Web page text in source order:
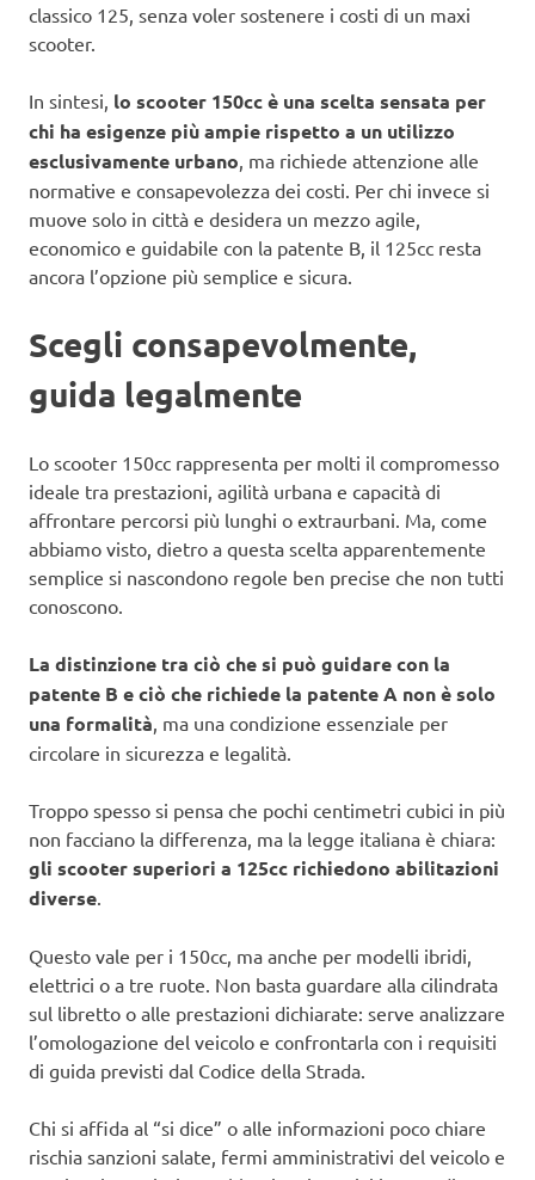
classico 125, senza voler sostenere i costi di un maxi
scooter.
In sintesi, lo scooter 150cc è una scelta sensata per
chi ha esigenze più ampie rispetto a un utilizzo
esclusivamente urbano , ma richiede attenzione alle
normative e consapevolezza dei costi. Per chi invece si
muove solo in città e desidera un mezzo agile,
economico e guidabile con la patente B, il 125cc resta
ancora l’opzione più semplice e sicura.
Scegli consapevolmente,
guida legalmente
Lo scooter 150cc rappresenta per molti il compromesso
ideale tra prestazioni, agilità urbana e capacità di
affrontare percorsi più lunghi o extraurbani. Ma, come
abbiamo visto, dietro a questa scelta apparentemente
semplice si nascondono regole ben precise che non tutti
conoscono.
La distinzione tra ciò che si può guidare con la
patente B e ciò che richiede la patente A non è solo
una formalità , ma una condizione essenziale per
circolare in sicurezza e legalità.
Troppo spesso si pensa che pochi centimetri cubici in più
non facciano la differenza, ma la legge italiana è chiara:
gli scooter superiori a 125cc richiedono abilitazioni
diverse
Questo vale per i 150cc, ma anche per modelli ibridi,
elettrici o a tre ruote. Non basta guardare alla cilindrata
sul libretto o alle prestazioni dichiarate: serve analizzare
l’omologazione del veicolo e confrontarla con i requisiti
di guida previsti dal Codice della Strada.
Chi si affida al “si dice” o alle informazioni poco chiare
rischia sanzioni salate, fermi amministrativi del veicolo e